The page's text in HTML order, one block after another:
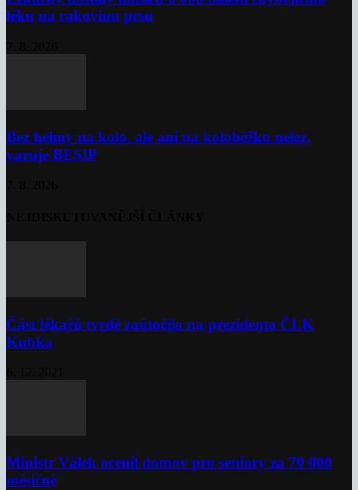
léku na rakovinu prsu
Bez helmy na kolo, ale ani na koloběžku nelez,
varuje BESIP
Část lékařů tvrdě zaútočila na prezidenta ČLK
Kubka
Ministr Válek ocenil domov pro seniory za 70 000
měsíčně